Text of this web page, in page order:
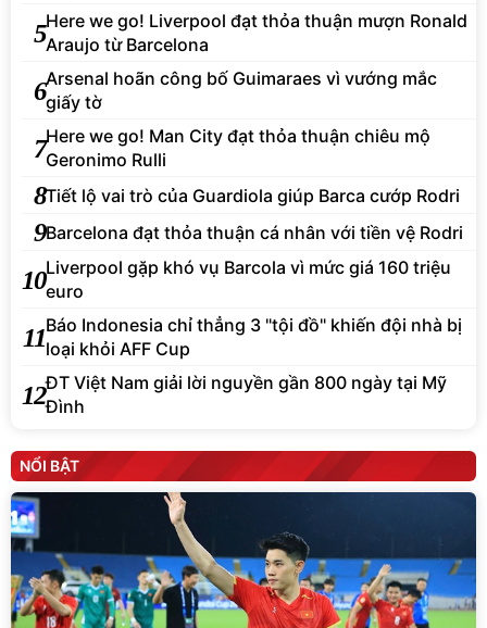
5Here we go! Liverpool đạt thỏa thuận mượn Ronald
Araujo từ Barcelona
6Arsenal hoãn công bố Guimaraes vì vướng mắc
giấy tờ
7Here we go! Man City đạt thỏa thuận chiêu mộ
Geronimo Rulli
8Tiết lộ vai trò của Guardiola giúp Barca cướp Rodri
9Barcelona đạt thỏa thuận cá nhân với tiền vệ Rodri
10Liverpool gặp khó vụ Barcola vì mức giá 160 triệu
euro
11Báo Indonesia chỉ thẳng 3 "tội đồ" khiến đội nhà bị
loại khỏi AFF Cup
12ĐT Việt Nam giải lời nguyền gần 800 ngày tại Mỹ
Đình
NỔI BẬT